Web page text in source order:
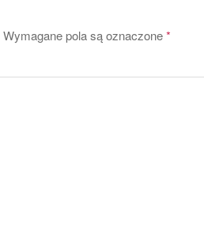
Wymagane pola są oznaczone*